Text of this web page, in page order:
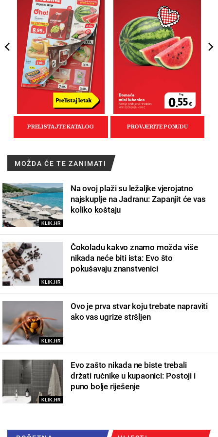
MOŽDA ĆE TE ZANIMATI
KLIK.HR
Na ovoj plaži su ležaljke vjerojatno
najskuplje na Jadranu: Zapanjit će vas
koliko koštaju
KLIK.HR
Čokoladu kakvo znamo možda više
nikada neće biti ista: Evo što
pokušavaju znanstvenici
KLIK.HR
Ovo je prva stvar koju trebate napraviti
ako vas ugrize stršljen
KLIK.HR
Evo zašto nikada ne biste trebali
držati ručnike u kupaonici: Postoji i
puno bolje riješenje